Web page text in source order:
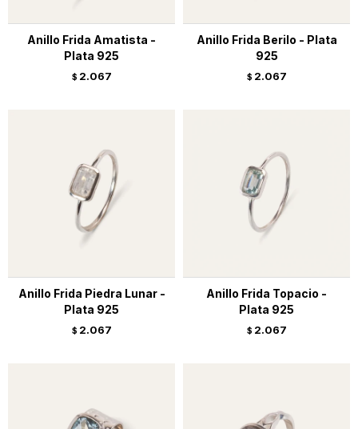
Anillo Frida Amatista -
Plata 925
$ 2.067
Anillo Frida Berilo - Plata
925
$ 2.067
Anillo Frida Piedra Lunar -
Plata 925
$ 2.067
Anillo Frida Topacio -
Plata 925
$ 2.067